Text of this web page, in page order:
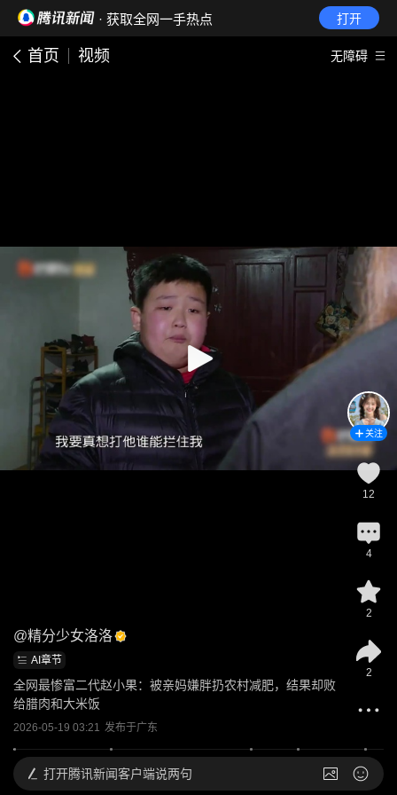
· 获取全网一手热点 打开
首页 视频 无障碍
@精分少女洛洛
AI章节
全网最惨富二代赵小果：被亲妈嫌胖扔农村减肥，结果却败
给腊肉和大米饭
2026-05-19 03:21 发布于广东
关注
12
4
2
2
打开腾讯新闻客户端说两句